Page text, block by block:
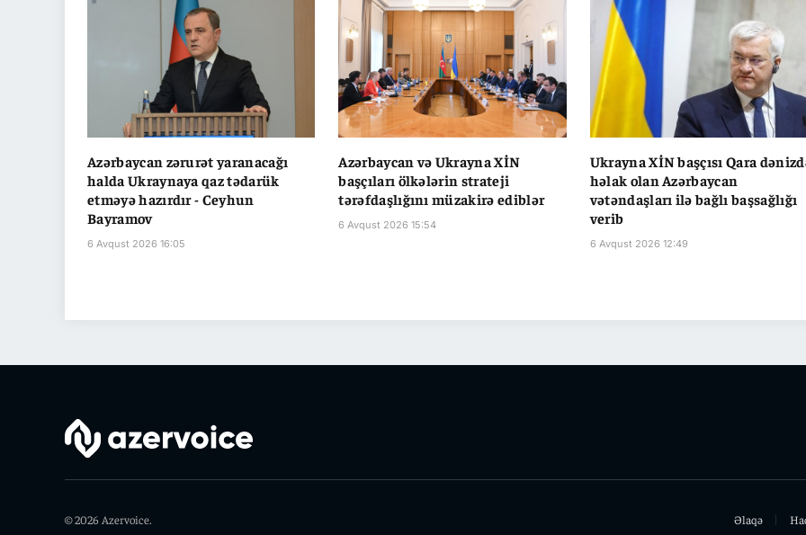
Azərbaycan zərurət yaranacağı
halda Ukraynaya qaz tədarük
etməyə hazırdır - Ceyhun
Bayramov
6 Avqust 2026 16:05
Azərbaycan və Ukrayna XİN
başçıları ölkələrin strateji
tərəfdaşlığını müzakirə ediblər
6 Avqust 2026 15:54
Ukrayna XİN başçısı Qara
həlak olan Azərbaycan
vətəndaşları ilə bağlı başsağlığı
verib
6 Avqust 2026 12:49
© 2026 Azervoice. Əlaqə